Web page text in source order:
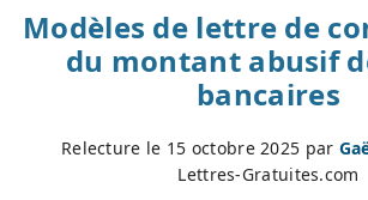
Modèles de lettre de
du montant abusif
bancaires
Relecture le 15 octobre 2025 par
Lettres-Gratuites.com